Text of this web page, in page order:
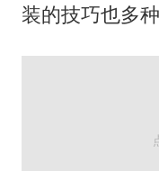
装的技巧也多